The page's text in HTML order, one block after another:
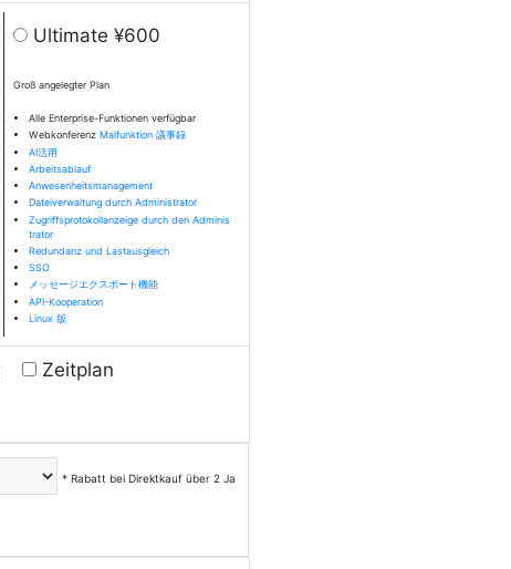
Ultimate ¥600
Groß angelegter Plan
Alle Enterprise-Funktionen verfügbar
Webkonferenz Malfunktion 議事録
AI活用
Arbeitsablauf
Anwesenheitsmanagement
Dateiverwaltung durch Administrator
Zugriffsprotokollanzeige durch den Adminis
trator
Redundanz und Lastausgleich
SSO
メッセージエクスポート機能
API-Kooperation
Linux 版
Zeitplan
* Rabatt bei Direktkauf über 2 Ja